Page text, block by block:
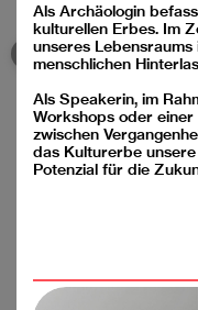
Als Archäologin
kulturellen Erbes. Im
unseres
menschlichen
Als Speakerin, im
Workshops oder
zwischen
das Kulturerbe
Potenzial für die
generazioni
YouTube
Facebook
Recensione dei media
Un progetto commune